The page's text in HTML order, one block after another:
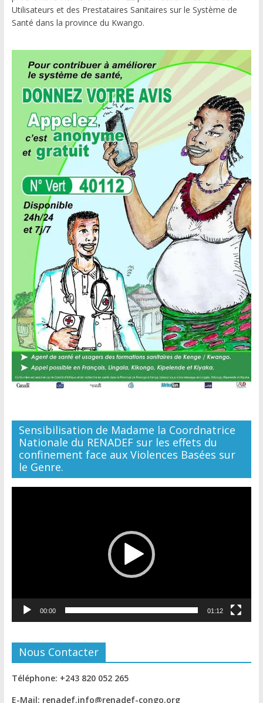
Utilisateurs et des Prestataires Sanitaires sur le Système de
Santé dans la province du Kwango.
Sensibilisation de Madame la Coordnatrice
Nationale du RENADEF sur les effets du
confinement face aux Violences Basées sur
le Genre.
00:00 01:12
Nous Contacter
Téléphone: +243 820 052 265
E-Mail: renadef.info@renadef-congo.org